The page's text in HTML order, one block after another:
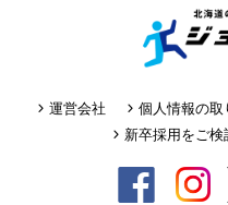
運営会社 個人情報の
新卒採用をご